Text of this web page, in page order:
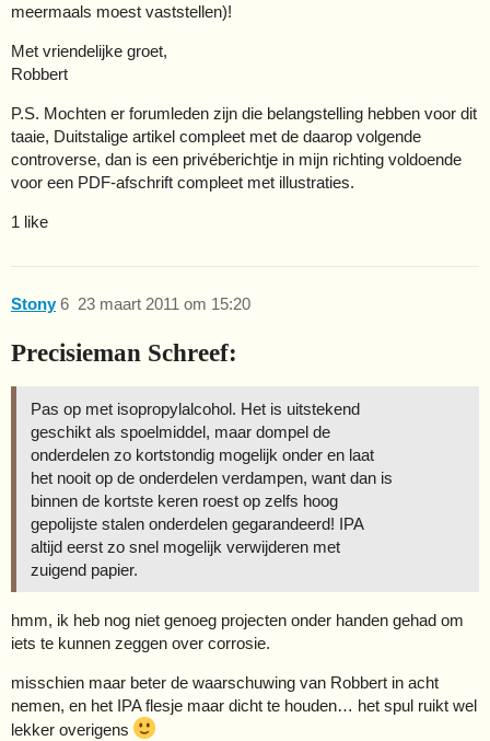
meermaals moest vaststellen)!
Met vriendelijke groet,
Robbert
P.S. Mochten er forumleden zijn die belangstelling hebben voor dit
taaie, Duitstalige artikel compleet met de daarop volgende
controverse, dan is een privéberichtje in mijn richting voldoende
voor een PDF-afschrift compleet met illustraties.
1 like
Stony 23 maart 2011 om 15:20
6
Precisieman Schreef:
Pas op met isopropylalcohol. Het is uitstekend
geschikt als spoelmiddel, maar dompel de
onderdelen zo kortstondig mogelijk onder en laat
het nooit op de onderdelen verdampen, want dan is
binnen de kortste keren roest op zelfs hoog
gepolijste stalen onderdelen gegarandeerd! IPA
altijd eerst zo snel mogelijk verwijderen met
zuigend papier.
hmm, ik heb nog niet genoeg projecten onder handen gehad om
iets te kunnen zeggen over corrosie.
misschien maar beter de waarschuwing van Robbert in acht
nemen, en het IPA flesje maar dicht te houden… het spul ruikt wel
lekker overigens